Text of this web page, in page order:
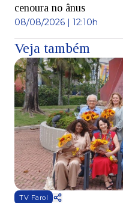
cenoura no ânus
08/08/2026 | 12:10h
Veja também
TV Farol